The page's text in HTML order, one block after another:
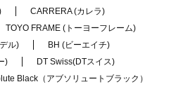
CARRERA (カレラ)
TOYO FRAME (トーヨーフレーム)
ル)
BH (ビーエイチ)
)
DT Swiss(DTスイス)
Black（アブソリュートブラック）